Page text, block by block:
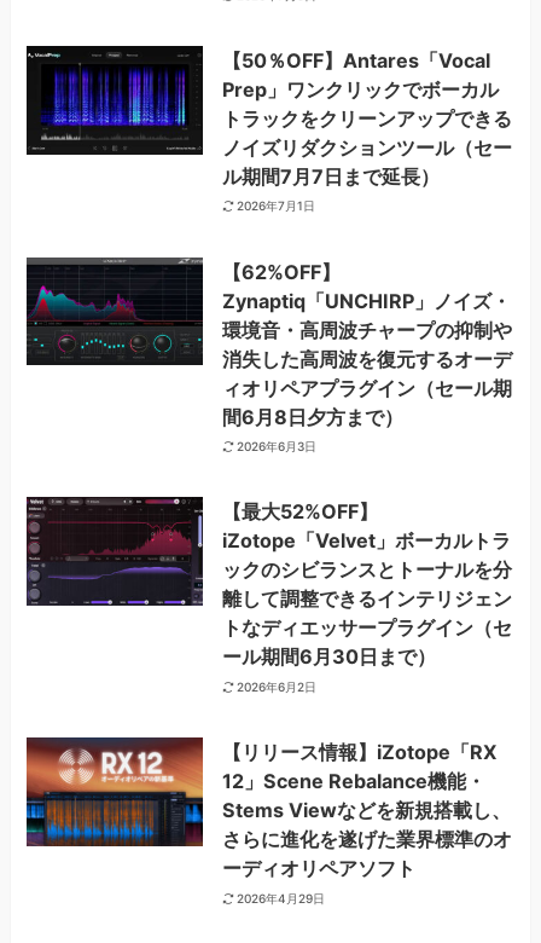
【50％OFF】Antares「Vocal
Prep」ワンクリックでボーカル
トラックをクリーンアップできる
ノイズリダクションツール（セー
ル期間7月7日まで延長）
2026年7月1日
【62%OFF】
Zynaptiq「UNCHIRP」ノイズ・
環境音・高周波チャープの抑制や
消失した高周波を復元するオーデ
ィオリペアプラグイン（セール期
間6月8日夕方まで）
2026年6月3日
【最大52%OFF】
iZotope「Velvet」ボーカルトラ
ックのシビランスとトーナルを分
離して調整できるインテリジェン
トなディエッサープラグイン（セ
ール期間6月30日まで）
2026年6月2日
【リリース情報】iZotope「RX
12」Scene Rebalance機能・
Stems Viewなどを新規搭載し、
さらに進化を遂げた業界標準のオ
ーディオリペアソフト
2026年4月29日